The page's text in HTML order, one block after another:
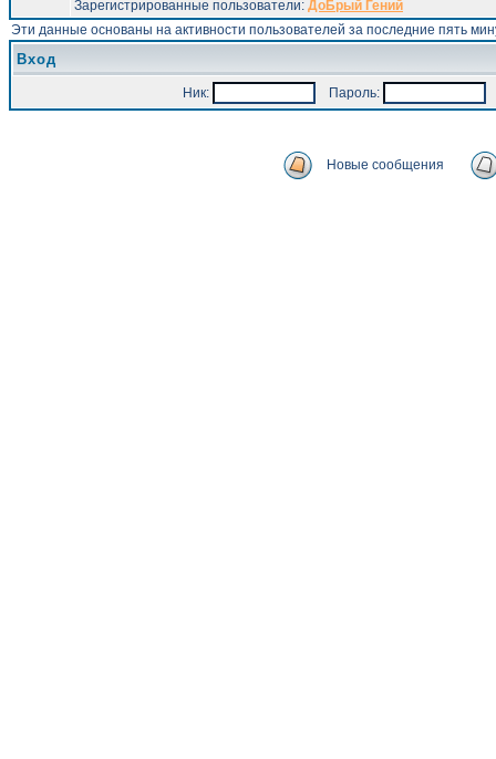
Зарегистрированные пользователи: ДоБрый Гений
Эти данные основаны на активности пользователей за последние пять
Вход
Ник: Пароль:
Новые сообщения